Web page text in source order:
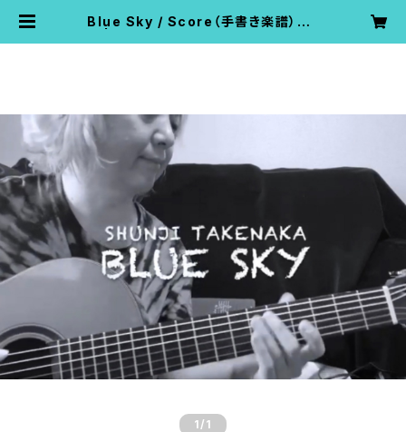
Blue Sky / Score（手書き楽譜）PD
1 /1